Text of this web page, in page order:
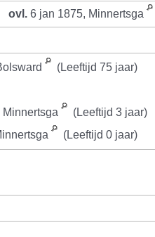
ovl. 6 jan 1875, Minnertsga
(Leeftijd 75 jaar)
(Leeftijd 3 jaar)
(Leeftijd 0 jaar)